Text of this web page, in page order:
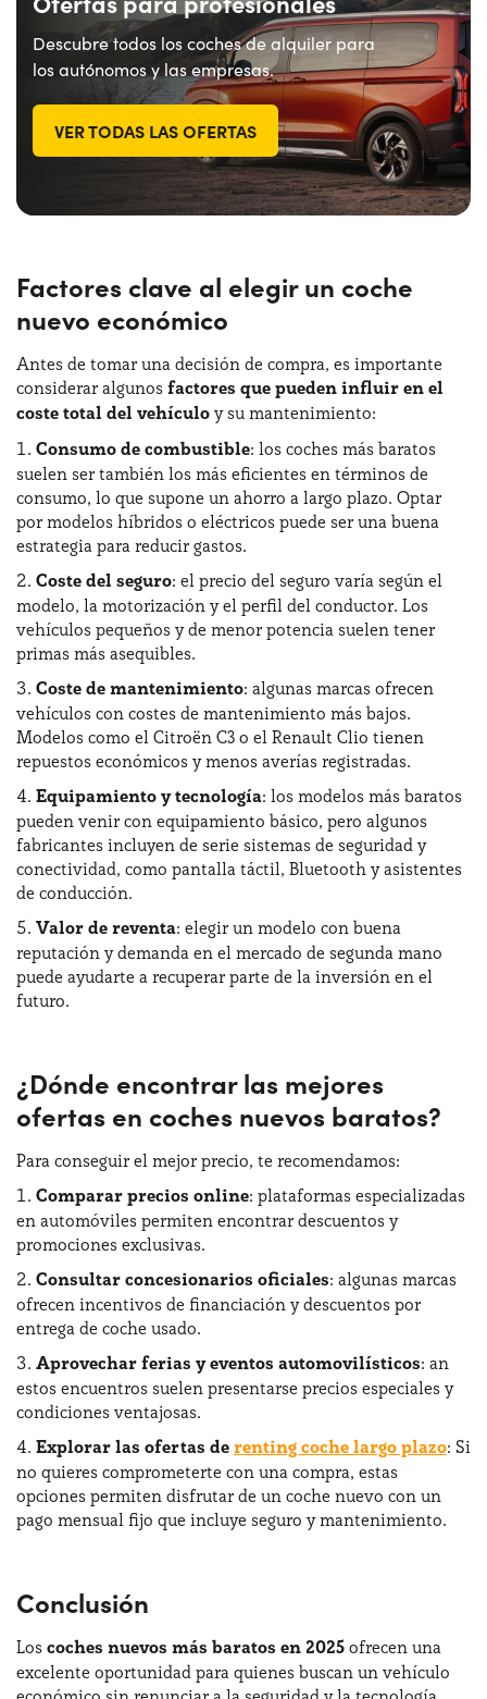
Descubre todos los coches de alquiler para
los autónomos y las empresas.
VER TODAS LAS OFERTAS
Factores clave al elegir un coche
nuevo económico
Antes de tomar una decisión de compra, es importante
considerar algunos factores que pueden influir en el
coste total del vehículo y su mantenimiento:
Consumo de combustible: los coches más baratos
suelen ser también los más eficientes en términos de
consumo, lo que supone un ahorro a largo plazo. Optar
por modelos híbridos o eléctricos puede ser una buena
estrategia para reducir gastos.
Coste del seguro: el precio del seguro varía según el
modelo, la motorización y el perfil del conductor. Los
vehículos pequeños y de menor potencia suelen tener
primas más asequibles.
Coste de mantenimiento: algunas marcas ofrecen
vehículos con costes de mantenimiento más bajos.
Modelos como el Citroën C3 o el Renault Clio tienen
repuestos económicos y menos averías registradas.
Equipamiento y tecnología: los modelos más baratos
pueden venir con equipamiento básico, pero algunos
fabricantes incluyen de serie sistemas de seguridad y
conectividad, como pantalla táctil, Bluetooth y asistentes
de conducción.
Valor de reventa: elegir un modelo con buena
reputación y demanda en el mercado de segunda mano
puede ayudarte a recuperar parte de la inversión en el
futuro.
¿Dónde encontrar las mejores
ofertas en coches nuevos baratos?
Para conseguir el mejor precio, te recomendamos:
Comparar precios online: plataformas especializadas
en automóviles permiten encontrar descuentos y
promociones exclusivas.
Consultar concesionarios oficiales: algunas marcas
ofrecen incentivos de financiación y descuentos por
entrega de coche usado.
Aprovechar ferias y eventos automovilísticos: an
estos encuentros suelen presentarse precios especiales y
condiciones ventajosas.
Explorar las ofertas derenting coche largo plazo: Si
no quieres comprometerte con una compra, estas
opciones permiten disfrutar de un coche nuevo con un
pago mensual fijo que incluye seguro y mantenimiento.
Conclusión
Los coches nuevos más baratos en 2025 ofrecen una
excelente oportunidad para quienes buscan un vehículo